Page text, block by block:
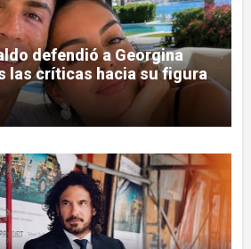
defendió a Georgina
las críticas hacia su figura